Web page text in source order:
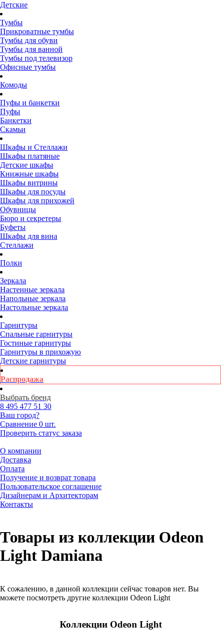
Детские
Тумбы
Прикроватные тумбы
Тумбы для обуви
Тумбы для ванной
Тумбы под телевизор
Офисные тумбы
Комоды
Пуфы и банкетки
Пуфы
Банкетки
Скамьи
Шкафы и Стеллажи
Шкафы платяные
Детские шкафы
Книжные шкафы
Шкафы витрины
Шкафы для посуды
Шкафы для прихожей
Обувницы
Бюро и секретеры
Буфеты
Шкафы для вина
Стеллажи
Полки
Зеркала
Настенные зеркала
Напольные зеркала
Настольные зеркала
Гарнитуры
Спальные гарнитуры
Гостиные гарнитуры
Гарнитуры в прихожую
Детские гарнитуры
Распродажа
Выбрать бренд
8 495 477 51 30
Ваш город?
Сравнение 0 шт.
Проверить статус заказа
О компании
Доставка
Оплата
Получение и возврат товара
Пользовательское соглашение
Дизайнерам и Архитекторам
Контакты
Товары из коллекции Odeon
Light Damiana
К сожалению, в данной коллекции сейчас товаров нет. Вы
можете посмотреть другие коллекции Odeon Light
Коллекции Odeon Light